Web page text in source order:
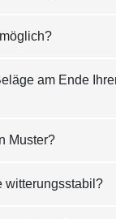
am Ende
Muster?
witterungsstabil?